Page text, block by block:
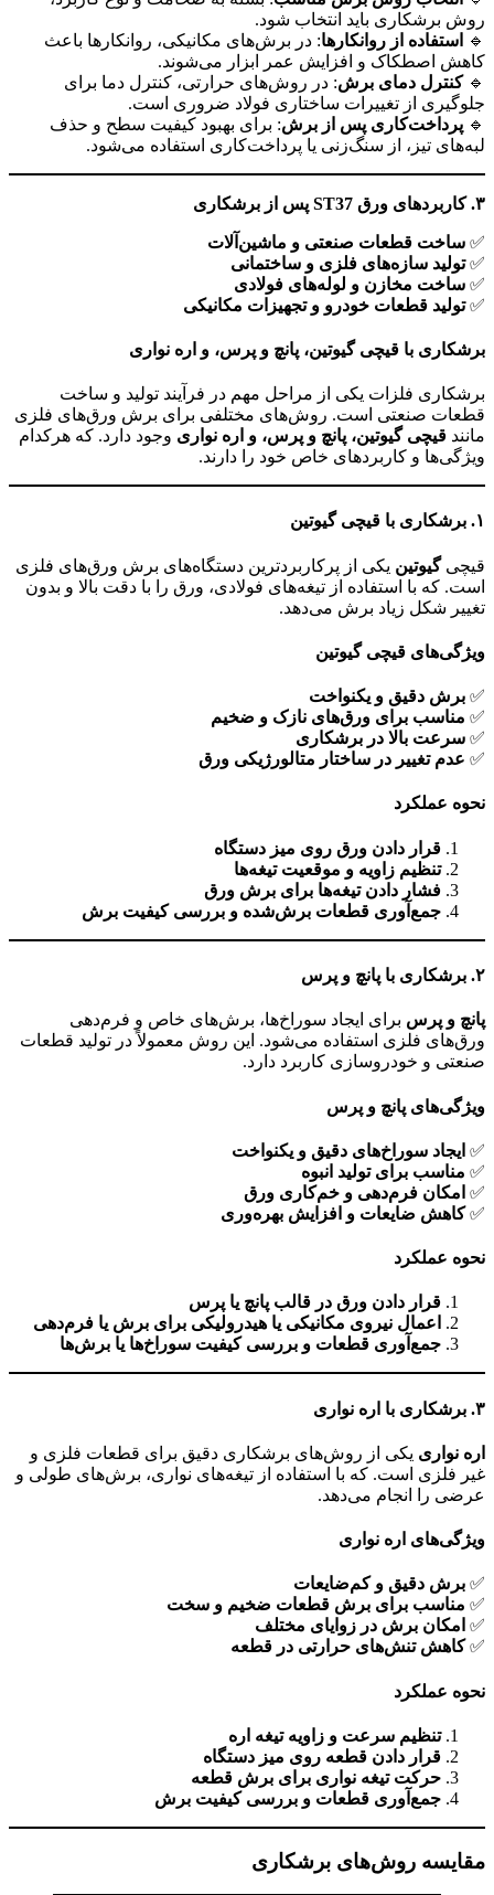
روش برشکاری باید انتخاب شود.
🔹
استفاده از روانکارها: در برش‌های مکانیکی، روانکارها باعث
کاهش اصطکاک و افزایش عمر ابزار می‌شوند.
🔹کنترل دمای برش: در روش‌های حرارتی، کنترل دما برای
جلوگیری از تغییرات ساختاری فولاد ضروری است.
🔹 پرداخت‌کاری پس از برش: برای بهبود کیفیت سطح و حذف
لبه‌های تیز، از سنگ‌زنی یا پرداخت‌کاری استفاده می‌شود.
۳.کاربردهای ورق پس از برشکاری
✅ ساخت قطعات صنعتی و ماشین‌آلات
✅تولید سازه‌های فلزی و ساختمانی
✅ ساخت مخازن و لوله‌های فولادی
✅تولید قطعات خودرو و تجهیزات مکانیکی
برشکاری با قیچی گیوتین، پانچ و پرس، و اره نواری
برشکاری فلزات یکی از مراحل مهم در فرآیند تولید و ساخت
قطعات صنعتی است. روش‌های مختلفی برای برش ورق‌های فلزی
مانند قیچی گیوتین، پانچ و پرس، و اره نواری وجود دارد. که هرکدام
ویژگی‌ها و کاربردهای خاص خود را دارند.
۱. برشکاری با قیچی گیوتین
قیچیگیوتین یکی از پرکاربردترین دستگاه‌های برش ورق‌های فلزی
است. که با استفاده از تیغه‌های فولادی، ورق را با دقت بالا و بدون
تغییر شکل زیاد برش می‌دهد.
ویژگی‌های قیچی گیوتین
✅ برش دقیق و یکنواخت
✅ مناسب برای ورق‌های نازک و ضخیم
✅ سرعت بالا در برشکاری
✅ عدم تغییر در ساختار متالورژیکی ورق
نحوه عملکرد
قرار دادن ورق روی میز دستگاه
تنظیم زاویه و موقعیت تیغه‌ها
فشار دادن تیغه‌ها برای برش ورق
جمع‌آوری قطعات برش‌شده و بررسی کیفیت برش
۲. برشکاری با پانچ و پرس
پانچ و پرس برای ایجاد سوراخ‌ها، برش‌های خاص و فرم‌دهی
ورق‌های فلزی استفاده می‌شود. این روش معمولاً در تولید قطعات
صنعتی و خودروسازی کاربرد دارد.
ویژگی‌های پانچ و پرس
✅ ایجاد سوراخ‌های دقیق و یکنواخت
✅ مناسب برای تولید انبوه
✅ امکان فرم‌دهی و خم‌کاری ورق
✅کاهش ضایعات و افزایش بهره‌وری
نحوه عملکرد
قرار دادن ورق در قالب پانچ یا پرس
اعمال نیروی مکانیکی یا هیدرولیکی برای برش یا فرم‌دهی
جمع‌آوری قطعات و بررسی کیفیت سوراخ‌ها یا برش‌ها
۳. برشکاری با اره نواری
اره نواری یکی از روش‌های برشکاری دقیق برای قطعات فلزی و
غیر فلزی است. که با استفاده از تیغه‌های نواری، برش‌های طولی و
عرضی را انجام می‌دهد.
ویژگی‌های اره نواری
✅ برش دقیق و کم‌ضایعات
✅ مناسب برای برش قطعات ضخیم و سخت
✅ امکان برش در زوایای مختلف
✅کاهش تنش‌های حرارتی در قطعه
نحوه عملکرد
تنظیم سرعت و زاویه تیغه اره
قرار دادن قطعه روی میز دستگاه
حرکت تیغه نواری برای برش قطعه
جمع‌آوری قطعات و بررسی کیفیت برش
مقایسه روش‌های برشکاری